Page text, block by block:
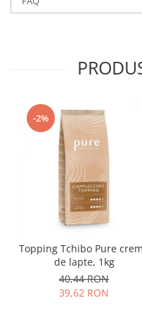
-2%
Topping Tchibo Pure
de lapte, 1kg
40,44 RON
39,62 RON